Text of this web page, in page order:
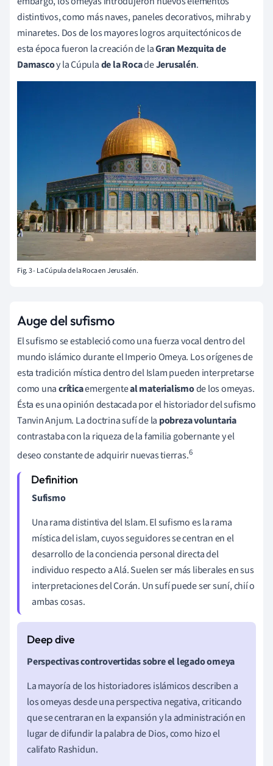
distintivos, como más naves, paneles decorativos,mihrab y
minaretes. Dos de los mayores logros arquitectónicos de
esta época fueron la creación de laGran Mezquita de
Damascoy la Cúpulade la RocadeJerusalén.
Fig. 3 - La Cúpula de la Roca en Jerusalén.
Auge del sufismo
El sufismo se estableció como una fuerza vocal dentro del
mundo islámico durante el Imperio Omeya. Los orígenes de
esta tradición mística dentro del Islam pueden interpretarse
como unacríticaemergenteal materialismode los omeyas.
Ésta es una opinión destacada por el historiador del sufismo
Tanvin Anjum. La doctrina sufí de la pobreza voluntaria
contrastaba con la riqueza de la familia gobernante y el
deseo constante de adquirir nuevas tierras.6
Sufismo
Una rama distintiva del Islam. El sufismo es la rama
mística del islam, cuyos seguidores se centran en el
desarrollo de la conciencia personal directa del
individuo respecto a Alá. Suelen ser más liberales en sus
interpretaciones del Corán. Un sufí puede ser suní, chií o
ambas cosas.
Perspectivas controvertidas sobre el legado omeya
La mayoría de los historiadores islámicos describen a
los omeyas desde una perspectiva negativa, criticando
que se centraran en la expansión y la administración en
lugar de difundir la palabra de Dios, como hizo el
califato Rashidun.